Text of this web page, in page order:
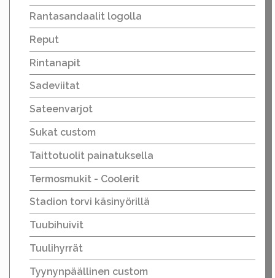
Rantasandaalit logolla
Reput
Rintanapit
Sadeviitat
Sateenvarjot
Sukat custom
Taittotuolit painatuksella
Termosmukit - Coolerit
Stadion torvi käsinyörillä
Tuubihuivit
Tuulihyrrät
Tyynynpäällinen custom